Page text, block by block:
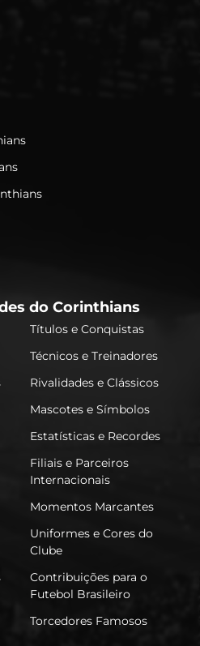
do Corinthians
Títulos e Conquistas
Técnicos e Treinadores
Rivalidades e Clássicos
Mascotes e Símbolos
Estatísticas e Recordes
Filiais e Parceiros
Internacionais
Momentos Marcantes
Uniformes e Cores do
Clube
Contribuições para o
Futebol Brasileiro
Torcedores Famosos